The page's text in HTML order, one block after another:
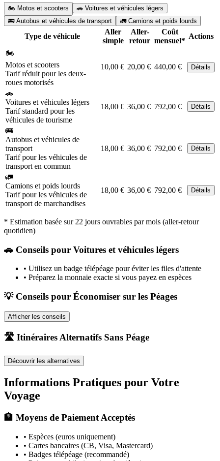
🏍️ Motos et scooters
🚗 Voitures et véhicules légers
🚌 Autobus et véhicules de transport
🚛 Camions et poids lourds
Type de véhicule
Aller
simple
Aller-
retour
Coût
mensuel*
Actions
🏍️
Motos et scooters
Tarif réduit pour les deux-
roues motorisés
10,00 € 20,00 € 440,00 € Détails
🚗
Voitures et véhicules légers
Tarif standard pour les
véhicules de tourisme
18,00 € 36,00 € 792,00 € Détails
🚌
Autobus et véhicules de
transport
Tarif pour les véhicules de
transport en commun
18,00 € 36,00 € 792,00 € Détails
🚛
Camions et poids lourds
Tarif pour les véhicules de
transport de marchandises
18,00 € 36,00 € 792,00 € Détails
* Estimation basée sur 22 jours ouvrables par mois (aller-retour
quotidien)
🚗 Conseils pour Voitures et véhicules légers
• Utilisez un badge télépéage pour éviter les files d'attente
• Préparez la monnaie exacte si vous payez en espèces
💡 Conseils pour Économiser sur les Péages
Afficher les conseils
🛣️ Itinéraires Alternatifs Sans Péage
Découvrir les alternatives
Informations Pratiques pour Votre
Voyage
🏦 Moyens de Paiement Acceptés
• Espèces (euros uniquement)
• Cartes bancaires (CB, Visa, Mastercard)
• Badges télépéage (recommandé)